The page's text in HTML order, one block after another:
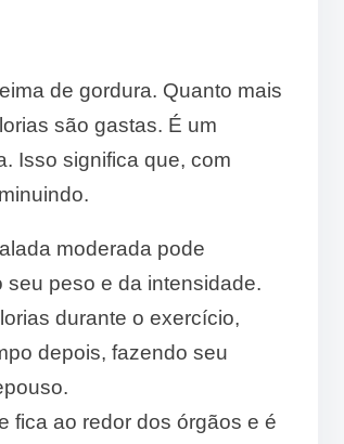
de gordura. Quanto mais
são gastas. É um
Isso significa que, com
moderada pode
peso e da intensidade.
durante o exercício,
depois, fazendo seu
fica ao redor dos órgãos e é